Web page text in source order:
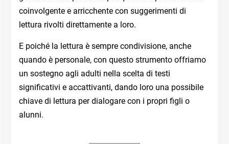
coinvolgente e arricchente con suggerimenti di
lettura rivolti direttamente a loro.
E poiché la lettura è sempre condivisione, anche
quando è personale, con questo strumento offriamo
un sostegno agli adulti nella scelta di testi
significativi e accattivanti, dando loro una possibile
chiave di lettura per dialogare con i propri figli o
alunni.